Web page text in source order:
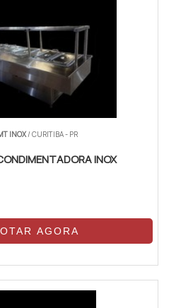
INOX/ CURITIBA - PR
INOX
AGORA